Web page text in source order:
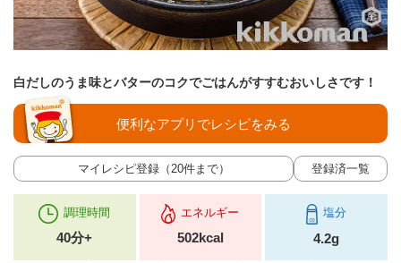
白だしのうま味とバターのコクでごはんがすすむおいしさです！
マイレシピ登録（20件まで） 登録済一覧
便利なアプリでレシピをみる
調理時間
40分+
エネルギー
502kcal
塩分
4.2g